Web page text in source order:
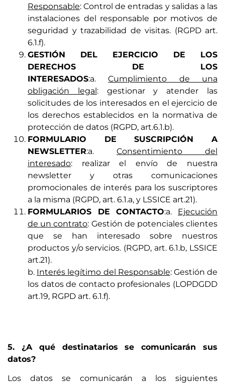
Responsable: Control de entradas y salidas a las
instalaciones del responsable por motivos de
seguridad y trazabilidad de visitas. (RGPD art.
6.1.f).
GESTIÓN DEL EJERCICIO DE LOS
DERECHOS DE LOS
INTERESADOS:a.Cumplimiento de una
obligación legal: gestionar y atender las
solicitudes de los interesados en el ejercicio de
los derechos establecidos en la normativa de
protección de datos (RGPD, art.6.1.b).
FORMULARIO DE SUSCRIPCIÓN A
NEWSLETTER:a. Consentimiento del
interesado: realizar el envío de nuestra
newsletter y otras comunicaciones
promocionales de interés para los suscriptores
a la misma (RGPD, art. 6.1.a, y LSSICE art.21).
FORMULARIOS DE CONTACTO:a. Ejecución
de un contrato: Gestión de potenciales clientes
que se han interesado sobre nuestros
productos y/o servicios. (RGPD, art. 6.1.b, LSSICE
art.21).
b. Interés legítimo del Responsable: Gestión de
los datos de contacto profesionales (LOPDGDD
art.19, RGPD art. 6.1.f).
5. ¿A qué destinatarios se comunicarán sus
datos?
Los datos se comunicarán a los siguientes